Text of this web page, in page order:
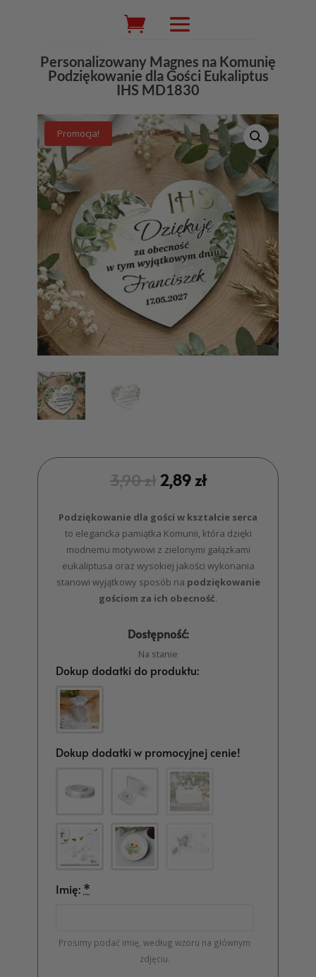
Wyszukiwarka
produktów
Personalizowany Magnes na Komunię
Podziękowanie dla Gości Eukaliptus
IHS MD1830
Promocja!
3,90zł 2,89zł
Podziękowanie dla gości w kształcie serca
to elegancka pamiątka Komunii, która dzięki
modnemu motywowi z zielonymi gałązkami
eukaliptusa oraz wysokiej jakości wykonania
stanowi wyjątkowy sposób na podziękowanie
gościom za ich obecność.
Dostępność:
Na stanie
Dokup dodatki do produktu:
Dokup dodatki w promocyjnej cenie!
Imię: *
Prosimy podać imię, według wzoru na głównym
zdjęciu.